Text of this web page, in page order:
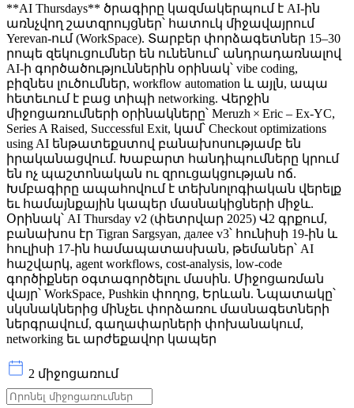
**AI Thursdays** ծրագիրը կազմակերպում է AI‑ին
առնչվող շատզրույցներ՝ հատուկ միջավայրում
Yerevan‑ում (WorkSpace). Տարբեր փորձագետներ 15–30
րոպե զեկուցումներ են ունենում՝ անդրադառնալով
AI‑ի գործածություններին օրինակ՝ vibe coding,
բիզնես լուծումներ, workflow automation և այլն, ապա
հետեւում է բաց տիպի networking. Վերջին
միջոցառումների օրինակները՝ Meruzh × Eric – Ex‑YC,
Series A Raised, Successful Exit, կամ՝ Checkout optimizations
using AI ենթատեքստով բանախոսությամբ են
իրականացվում. Խաբարտ հանդիպումները կրում
են ոչ պաշտոնական ու զրուցակցության ոճ.
Խմբագիրը ապահովում է տեխնոլոգիական վերելք
եւ համայնքային կապեր մասնակիցների միջև.
Օրինակ՝ AI Thursday v2 (փետրվար 2025) Վ2 գրքում,
բանախոս էր Tigran Sargsyan, далее v3՝ հունիսի 19‑ին և
հուլիսի 17‑ին համապատասխան, թեմաներ՝ AI
հաշվարկ, agent workflows, cost‑analysis, low‑code
գործիքներ օգտագործելու մասին. Միջոցառման
վայր՝ WorkSpace, Pushkin փողոց, Երևան. Նպատակը՝
սկսնակներից մինչեւ փորձառու մասնագետների
ներգրավում, գաղափարների փոխանակում,
networking եւ արժեքավոր կապեր
2 միջոցառում